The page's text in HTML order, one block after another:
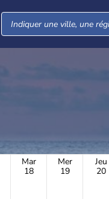
Mar
18
Mer
19
Jeu
20